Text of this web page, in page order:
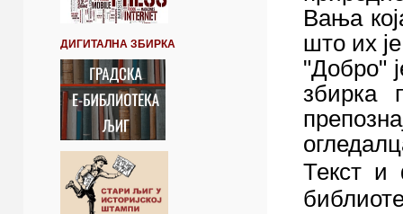
ДИГИТАЛНА ЗБИРКА
Вања
што их
"Добро"
збирка
Текст и